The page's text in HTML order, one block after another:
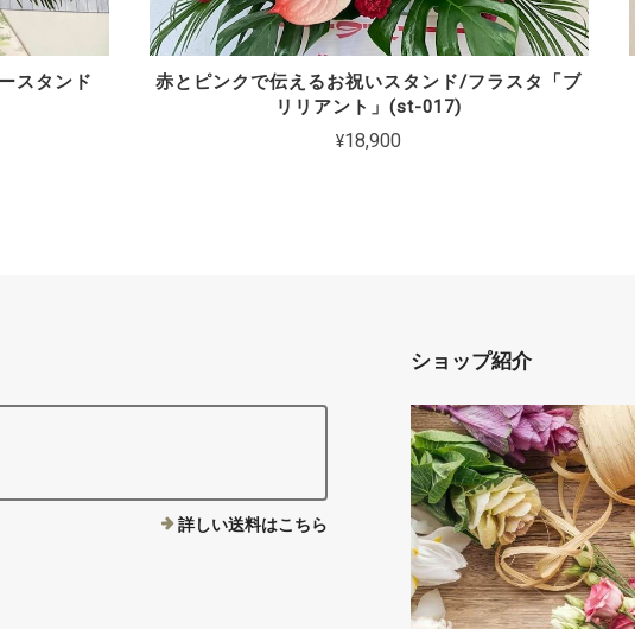
スタンド
赤とピンクで伝えるお祝いスタンド/フラスタ「ブ
リリアント」(st-017)
¥18,900
詳しい送料はこちら
ショップ紹介